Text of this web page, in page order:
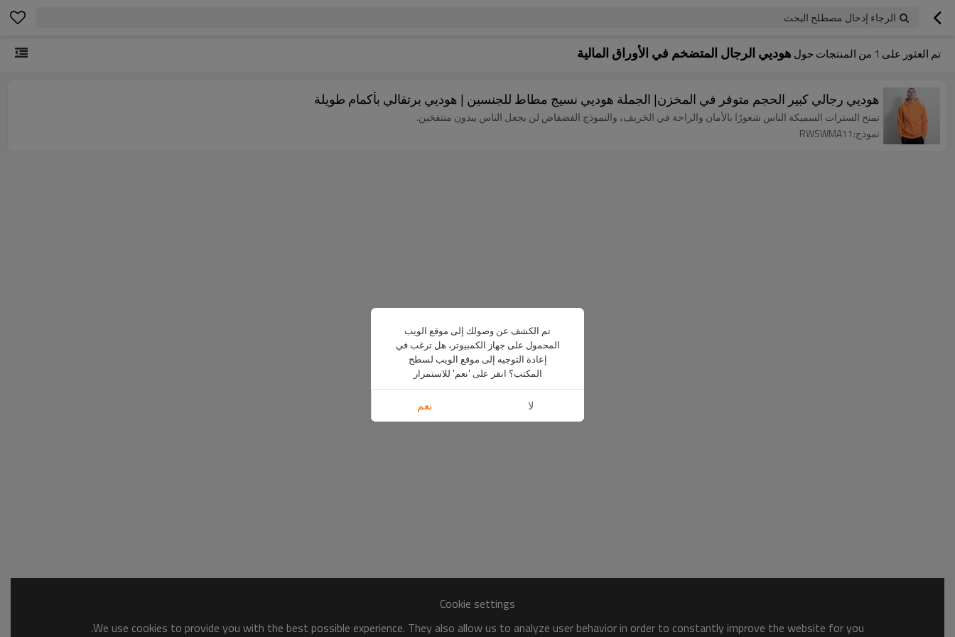
الرجاء إدخال مصطلح البحث
تم العثور على 1 من المنتجات حول هوديي الرجال المتضخم في الأوراق المالية
هوديي رجالي كبير الحجم متوفر في المخزن| الجملة هوديي نسيج مطاط للجنسين | هوديي برتقالي بأكمام طويلة
تمنح السترات السميكة الناس شعورًا بالأمان والراحة في الخريف، والنموذج الفضفاض لن يجعل الناس يبدون منتفخين.
نموذج:RWSWMA11
Cookie settings
We use cookies to provide you with the best possible experience. They also allow us to analyze user behavior in order to constantly improve the website for you.
تم الكشف عن وصولك إلى موقع الويب
المحمول على جهاز الكمبيوتر، هل ترغب في
إعادة التوجيه إلى موقع الويب لسطح
المكتب؟ انقر على 'نعم' للاستمرار
لا نعم